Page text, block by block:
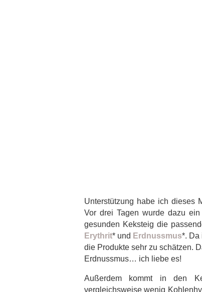
Unterstützung habe ich dieses
Vor drei Tagen wurde dazu
gesunden Keksteig die
Erythrit* und Erdnussmus*. Da
die Produkte sehr zu schätzen.
Erdnussmus… ich liebe es!
Außerdem kommt in den
vergleichsweise wenig